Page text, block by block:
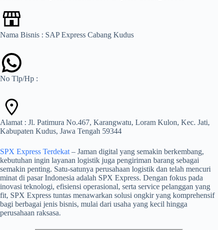
Nama Bisnis : SAP Express Cabang Kudus
No Tlp/Hp :
Alamat : Jl. Patimura No.467, Karangwatu, Loram Kulon, Kec. Jati,
Kabupaten Kudus, Jawa Tengah 59344
SPX Express Terdekat – Jaman digital yang semakin berkembang,
kebutuhan ingin layanan logistik juga pengiriman barang sebagai
semakin penting. Satu-satunya perusahaan logistik dan telah mencuri
minat di pasar Indonesia adalah SPX Express. Dengan fokus pada
inovasi teknologi, efisiensi operasional, serta service pelanggan yang
fit, SPX Express tuntas menawarkan solusi ongkir yang komprehensif
bagi berbagai jenis bisnis, mulai dari usaha yang kecil hingga
perusahaan raksasa.